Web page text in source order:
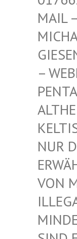
L-
CHER
IE
TEN
R, DIE
LEN